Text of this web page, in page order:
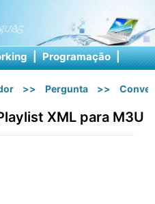
| Programação |
>> Pergunta >>
XML para M3U